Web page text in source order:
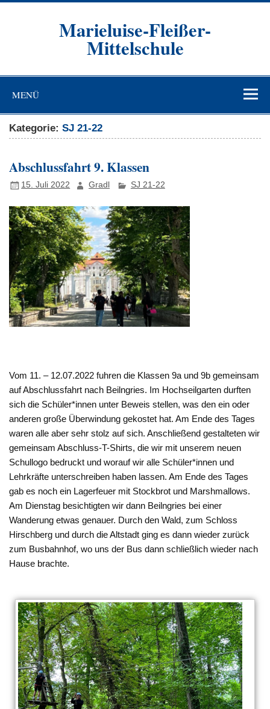
Zum
Marieluise-Fleißer-
Mittelschule
MENÜ
Kategorie:SJ 21-22
Abschlussfahrt 9. Klassen
15. Juli 2022 Gradl SJ 21-22
Vom 11. – 12.07.2022 fuhren die Klassen 9a und 9b gemeinsam
auf Abschlussfahrt nach Beilngries. Im Hochseilgarten durften
sich die Schüler*innen unter Beweis stellen, was den ein oder
anderen große Überwindung gekostet hat. Am Ende des Tages
waren alle aber sehr stolz auf sich. Anschließend gestalteten wir
gemeinsam Abschluss-T-Shirts, die wir mit unserem neuen
Schullogo bedruckt und worauf wir alle Schüler*innen und
Lehrkräfte unterschreiben haben lassen. Am Ende des Tages
gab es noch ein Lagerfeuer mit Stockbrot und Marshmallows.
Am Dienstag besichtigten wir dann Beilngries bei einer
Wanderung etwas genauer. Durch den Wald, zum Schloss
Hirschberg und durch die Altstadt ging es dann wieder zurück
zum Busbahnhof, wo uns der Bus dann schließlich wieder nach
Hause brachte.